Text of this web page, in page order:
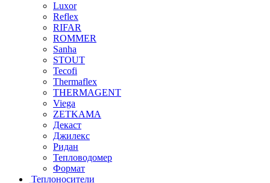
Luxor
Reflex
RIFAR
ROMMER
Sanha
STOUT
Tecofi
Thermaflex
THERMAGENT
Viega
ZETKAMA
Декаст
Джилекс
Ридан
Тепловодомер
Формат
Теплоносители